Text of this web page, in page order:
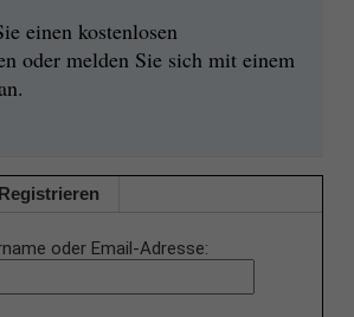
einen kostenlosen
oder melden Sie sich mit einem
Registrieren
oder Email-Adresse